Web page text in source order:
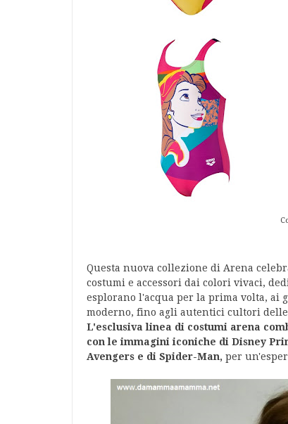
Questa nuova collezione di Arena
costumi e accessori dai colori vivaci,
esplorano l'acqua per la prima volta,
moderno, fino agli autentici cultori
L'esclusiva linea di costumi arena
con le immagini iconiche di Disney
Avengers e di Spider-Man, per